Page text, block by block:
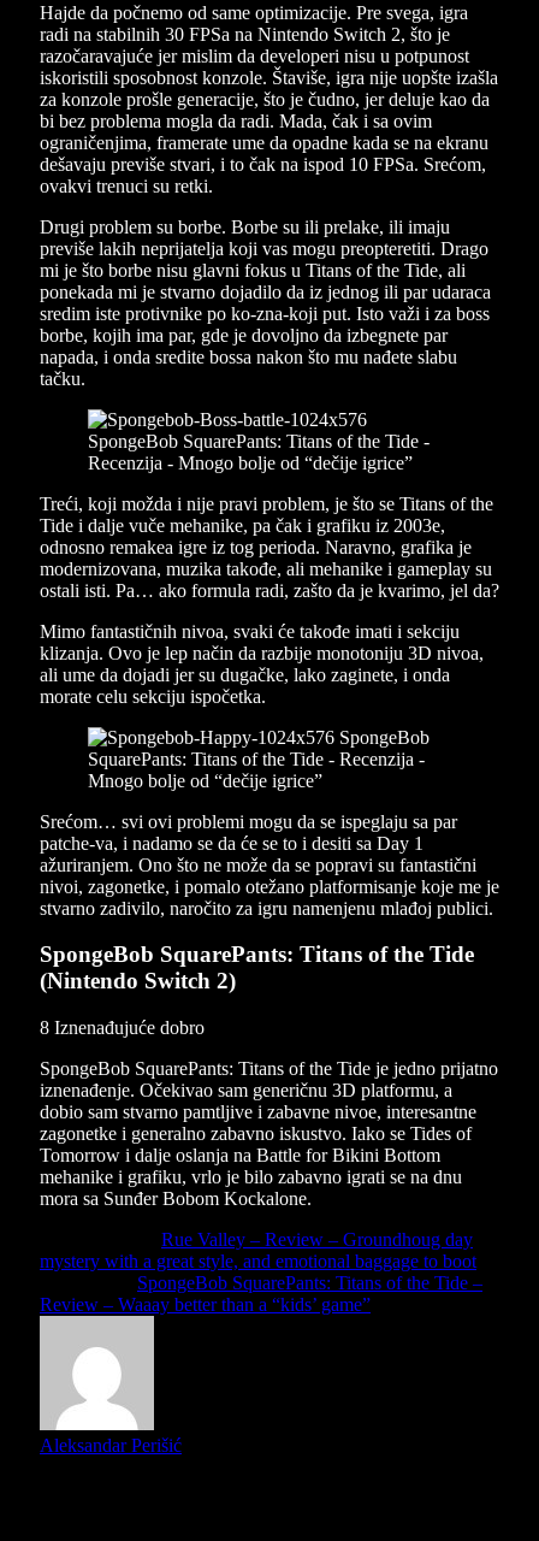
Hajde da počnemo od same optimizacije. Pre svega, igra
radi na stabilnih 30 FPSa na Nintendo Switch 2, što je
razočaravajuće jer mislim da developeri nisu u potpunost
iskoristili sposobnost konzole. Štaviše, igra nije uopšte izašla
za konzole prošle generacije, što je čudno, jer deluje kao da
bi bez problema mogla da radi. Mada, čak i sa ovim
ograničenjima, framerate ume da opadne kada se na ekranu
dešavaju previše stvari, i to čak na ispod 10 FPSa. Srećom,
ovakvi trenuci su retki.
Drugi problem su borbe. Borbe su ili prelake, ili imaju
previše lakih neprijatelja koji vas mogu preopteretiti. Drago
mi je što borbe nisu glavni fokus u Titans of the Tide, ali
ponekada mi je stvarno dojadilo da iz jednog ili par udaraca
sredim iste protivnike po ko-zna-koji put. Isto važi i za boss
borbe, kojih ima par, gde je dovoljno da izbegnete par
napada, i onda sredite bossa nakon što mu nađete slabu
tačku.
Treći, koji možda i nije pravi problem, je što se Titans of the
Tide i dalje vuče mehanike, pa čak i grafiku iz 2003e,
odnosno remakea igre iz tog perioda. Naravno, grafika je
modernizovana, muzika takođe, ali mehanike i gameplay su
ostali isti. Pa… ako formula radi, zašto da je kvarimo, jel da?
Mimo fantastičnih nivoa, svaki će takođe imati i sekciju
klizanja. Ovo je lep način da razbije monotoniju 3D nivoa,
ali ume da dojadi jer su dugačke, lako zaginete, i onda
morate celu sekciju ispočetka.
Srećom… svi ovi problemi mogu da se ispeglaju sa par
patche-va, i nadamo se da će se to i desiti sa Day 1
ažuriranjem. Ono što ne može da se popravi su fantastični
nivoi, zagonetke, i pomalo otežano platformisanje koje me je
stvarno zadivilo, naročito za igru namenjenu mlađoj publici.
SpongeBob SquarePants: Titans of the Tide
(Nintendo Switch 2)
8 Iznenađujuće dobro
SpongeBob SquarePants: Titans of the Tide je jedno prijatno
iznenađenje. Očekivao sam generičnu 3D platformu, a
dobio sam stvarno pamtljive i zabavne nivoe, interesantne
zagonetke i generalno zabavno iskustvo. Iako se Tides of
Tomorrow i dalje oslanja na Battle for Bikini Bottom
mehanike i grafiku, vrlo je bilo zabavno igrati se na dnu
mora sa Sunđer Bobom Kockalone.
Rue Valley – Review – Groundhoug day
mystery with a great style, and emotional baggage to boot
SpongeBob SquarePants: Titans of the Tide –
Review – Waaay better than a “kids’ game”
Aleksandar Perišić